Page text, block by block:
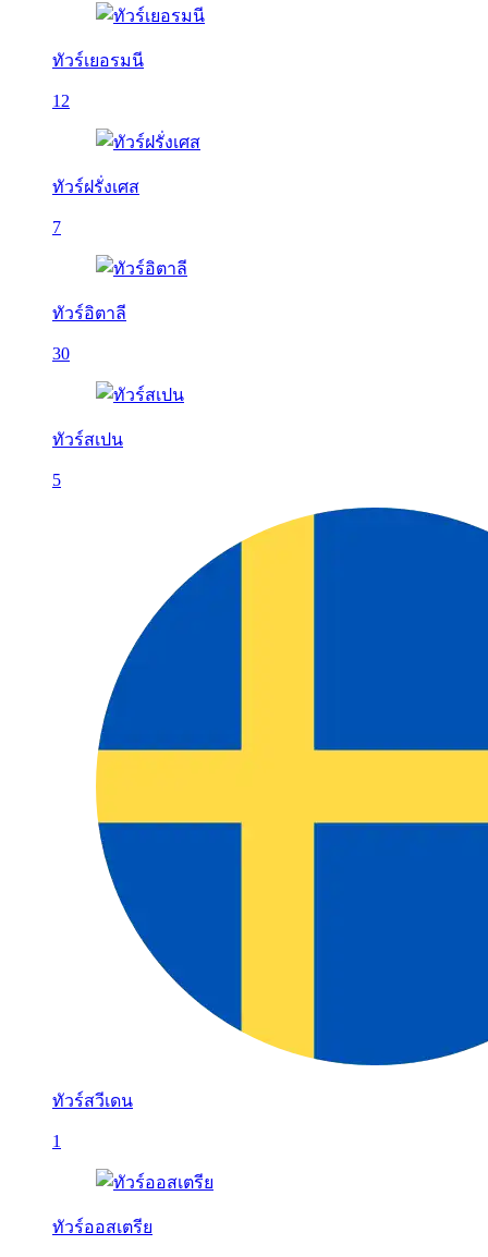
ทัวร์เยอรมนี
12
ทัวร์ฝรั่งเศส
7
ทัวร์อิตาลี
30
ทัวร์สเปน
5
ทัวร์สวีเดน
1
ทัวร์ออสเตรีย